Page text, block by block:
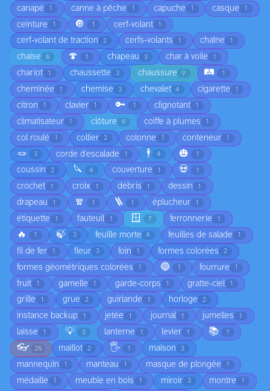
canapé 1 canne à pêche 1 capuche 1 casque 1
ceinture 1 🔘 1 cerf-volant 1
cerf-volant de traction 2 cerfs-volants 1 chaîne 1
chaise 6 🍄 1 chapeau 3 char à voile 1
chariot 1 chaussette 3 chaussure 9 🛤️ 1
cheminée 1 chemise 3 chevalet 4 cigarette 1
citron 1 clavier 1 🔑 1 clignotant 1
climatisateur 1 clôture 6 coiffe à plumes 1
col roulé 1 collier 2 colonne 1 conteneur 1
🪢 3 corde d'escalade 1 🕴️ 4 🎃 1
coussin 2 🔪 4 couverture 1 💀 1
crochet 1 croix 1 débris 1 dessin 1
drapeau 1 🧣 1 🪜 1 éplucheur 1
étiquette 1 fauteuil 1 🪟 7 ferronnerie 1
🔥 1 🍃 3 feuille morte 4 feuilles de salade 1
fil de fer 1 fleur 3 foin 1 formes colorées 2
formes géométriques colorées 1 🔵 1 fourrure 1
fruit 1 gamelle 1 garde-corps 1 gratte-ciel 1
grille 1 grue 2 guirlande 1 horloge 2
instance backup 1 jetée 1 journal 1 jumelles 1
laisse 1 💡 5 lanterne 1 levier 1 📚 1
👓 20 maillot 2 🖐️ 1 maison 3
mannequin 1 manteau 1 masque de plongée 1
médaille 1 meuble en bois 1 miroir 3 montre 1